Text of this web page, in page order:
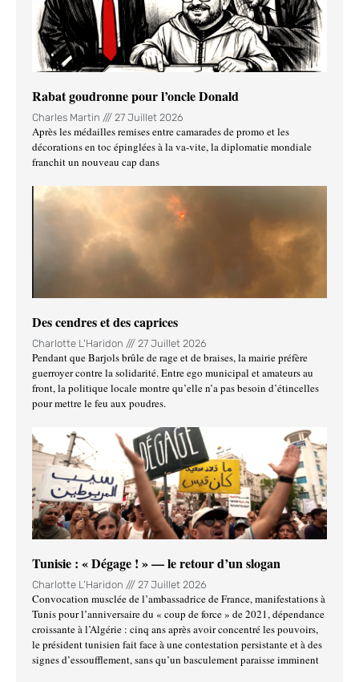
Rabat goudronne pour l’oncle Donald
Charles Martin 27 Juillet 2026
Après les médailles remises entre camarades de promo et les
décorations en toc épinglées à la va-vite, la diplomatie mondiale
franchit un nouveau cap dans
Des cendres et des caprices
Charlotte L'Haridon 27 Juillet 2026
Pendant que Barjols brûle de rage et de braises, la mairie préfère
guerroyer contre la solidarité. Entre ego municipal et amateurs au
front, la politique locale montre qu’elle n’a pas besoin d’étincelles
pour mettre le feu aux poudres.
Tunisie : « Dégage ! » — le retour d’un slogan
Charlotte L'Haridon 27 Juillet 2026
Convocation musclée de l’ambassadrice de France, manifestations à
Tunis pour l’anniversaire du « coup de force » de 2021, dépendance
croissante à l’Algérie : cinq ans après avoir concentré les pouvoirs,
le président tunisien fait face à une contestation persistante et à des
signes d’essoufflement, sans qu’un basculement paraisse imminent